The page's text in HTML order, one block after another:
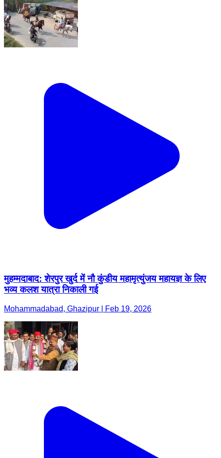
मुहम्मदाबाद: शेरपुर खुर्द में नौ कुंडीय महामृत्युंजय महायज्ञ के लिए
भव्य कलश यात्रा निकाली गई
Mohammadabad, Ghazipur | Feb 19, 2026